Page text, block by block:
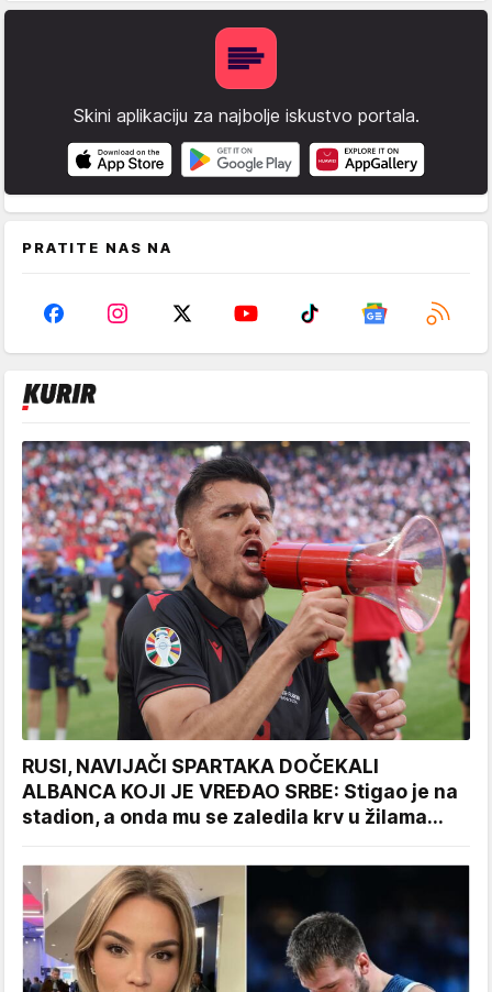
Skini aplikaciju za najbolje iskustvo portala.
PRATITE NAS NA
RUSI, NAVIJAČI SPARTAKA DOČEKALI
ALBANCA KOJI JE VREĐAO SRBE: Stigao je na
stadion, a onda mu se zaledila krv u žilama...